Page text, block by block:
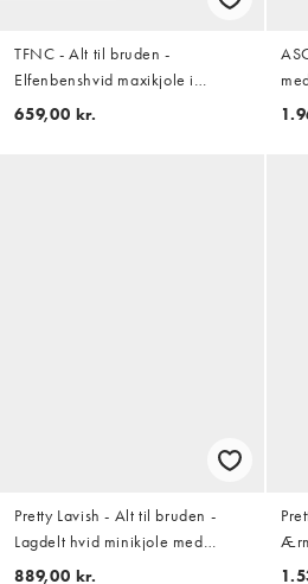
TFNC - Alt til bruden -
Elfenbenshvid maxikjole i
bengalin med sløjfe på ryggen
659,00 kr.
Pretty Lavish - Alt til bruden -
Lagdelt hvid minikjole med
halterneck og corsage-detalje
889,00 kr.